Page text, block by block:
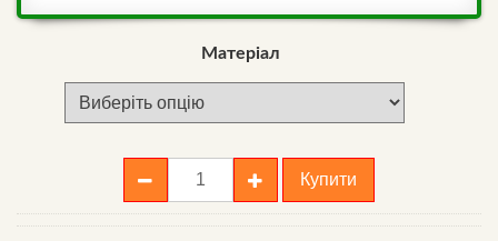
Матеріал
Шахтний
Bizon
Купити